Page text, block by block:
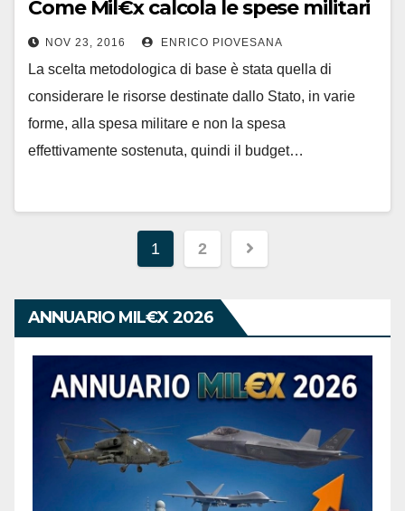
Come Mil€x calcola le spese militari
NOV 23, 2016 ENRICO PIOVESANA
La scelta metodologica di base è stata quella di
considerare le risorse destinate dallo Stato, in varie
forme, alla spesa militare e non la spesa
effettivamente sostenuta, quindi il budget…
Navigazione
1 2
ANNUARIO MIL€X 2026